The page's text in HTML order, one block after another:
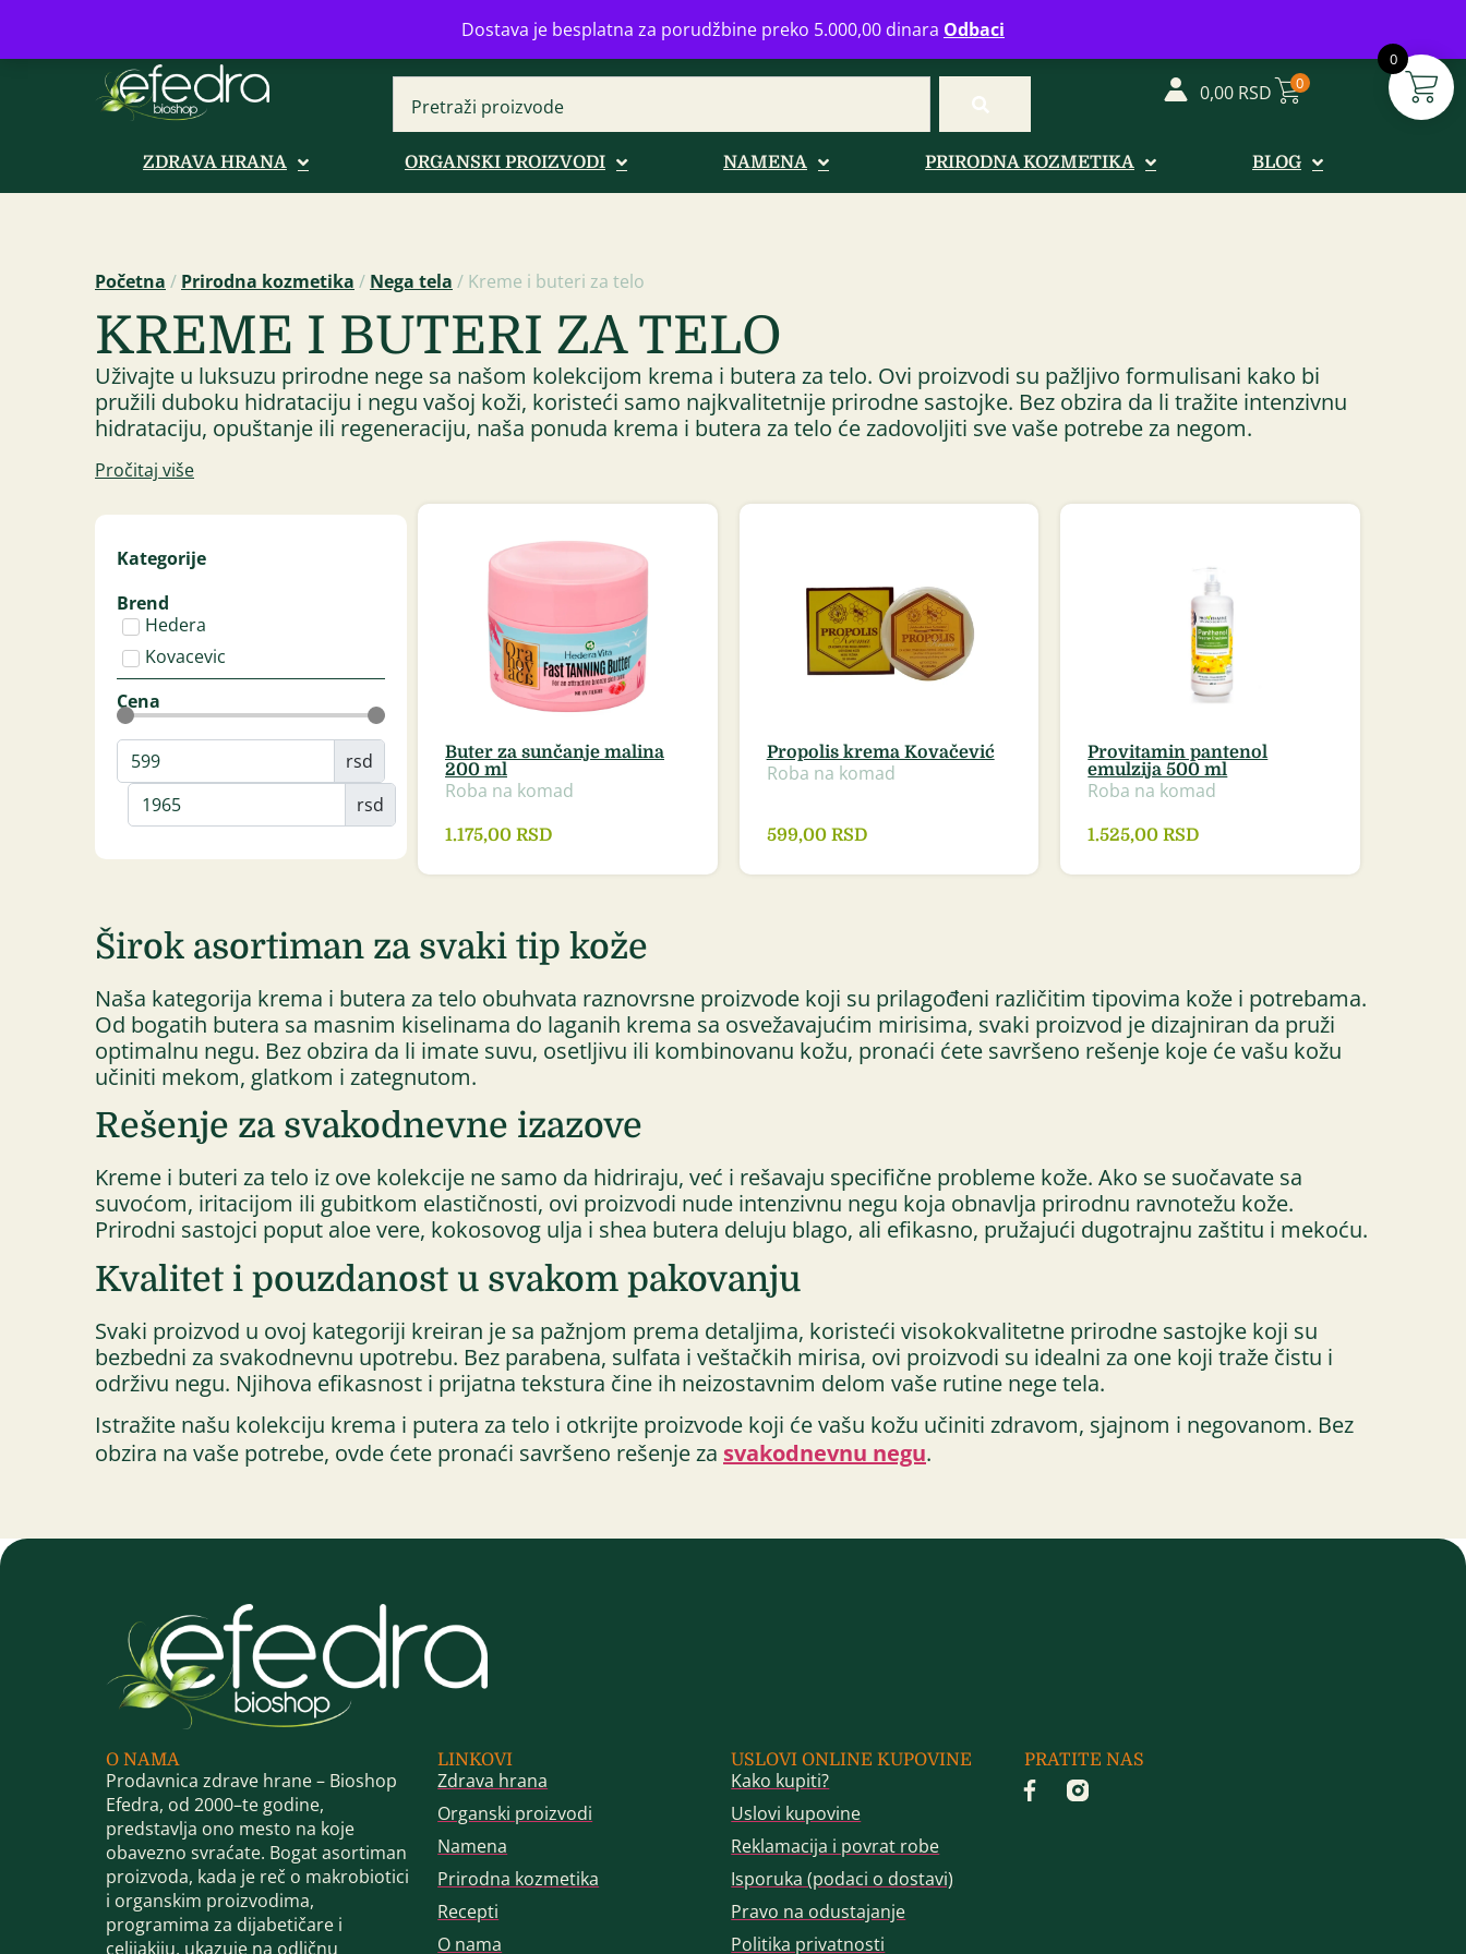
Dostava je besplatna za porudžbine preko 5.000,00 dinara Odbaci
0
Bulevar Mihajla Pupina 16b, Novi Beograd info@zdravahranaonline.rs+381 (0)11 770 39 61Radno vreme: Ponedeljak - Petak od 08-20h
0,00 RSD 0
ZDRAVA HRANA ORGANSKI PROIZVODI NAMENA PRIRODNA KOZMETIKA BLOG
Početna / Prirodna kozmetika / Nega tela / Kreme i buteri za telo
KREME I BUTERI ZA TELO
Uživajte u luksuzu prirodne nege sa našom kolekcijom krema i butera za telo. Ovi proizvodi su pažljivo formulisani kako bi
pružili duboku hidrataciju i negu vašoj koži, koristeći samo najkvalitetnije prirodne sastojke. Bez obzira da li tražite intenzivnu
hidrataciju, opuštanje ili regeneraciju, naša ponuda krema i butera za telo će zadovoljiti sve vaše potrebe za negom.
Pročitaj više
Kategorije
Brend
Hedera
Kovacevic
Cena
rsd
rsd
Buter za sunčanje malina
200 ml
Roba na komad
1.175,00 RSD
Propolis krema Kovačević
Roba na komad
599,00 RSD
Provitamin pantenol
emulzija 500 ml
Roba na komad
1.525,00RSD
Širok asortiman za svaki tip kože
Naša kategorija krema i butera za telo obuhvata raznovrsne proizvode koji su prilagođeni različitim tipovima kože i potrebama.
Od bogatih butera sa masnim kiselinama do laganih krema sa osvežavajućim mirisima, svaki proizvod je dizajniran da pruži
optimalnu negu. Bez obzira da li imate suvu, osetljivu ili kombinovanu kožu, pronaći ćete savršeno rešenje koje će vašu kožu
učiniti mekom, glatkom i zategnutom.
Rešenje za svakodnevne izazove
Kreme i buteri za telo iz ove kolekcije ne samo da hidriraju, već i rešavaju specifične probleme kože. Ako se suočavate sa
suvoćom, iritacijom ili gubitkom elastičnosti, ovi proizvodi nude intenzivnu negu koja obnavlja prirodnu ravnotežu kože.
Prirodni sastojci poput aloe vere, kokosovog ulja i shea butera deluju blago, ali efikasno, pružajući dugotrajnu zaštitu i mekoću.
Kvalitet i pouzdanost u svakom pakovanju
Svaki proizvod u ovoj kategoriji kreiran je sa pažnjom prema detaljima, koristeći visokokvalitetne prirodne sastojke koji su
bezbedni za svakodnevnu upotrebu. Bez parabena, sulfata i veštačkih mirisa, ovi proizvodi su idealni za one koji traže čistu i
održivu negu. Njihova efikasnost i prijatna tekstura čine ih neizostavnim delom vaše rutine nege tela.
Istražite našu kolekciju krema i putera za telo i otkrijte proizvode koji će vašu kožu učiniti zdravom, sjajnom i negovanom. Bez
obzira na vaše potrebe, ovde ćete pronaći savršeno rešenje za svakodnevnu negu.
O NAMA
Prodavnica zdrave hrane – Bioshop
Efedra, od 2000–te godine,
predstavlja ono mesto na koje
obavezno svraćate. Bogat asortiman
proizvoda, kada je reč o makrobiotici
i organskim proizvodima,
programima za dijabetičare i
celijakiju, ukazuje na odličnu
LINKOVI
Zdrava hrana
Organski proizvodi
Namena
Prirodna kozmetika
Recepti
O nama
USLOVI ONLINE KUPOVINE
Kako kupiti?
Uslovi kupovine
Reklamacija i povrat robe
Isporuka (podaci o dostavi)
Pravo na odustajanje
Politika privatnosti
PRATITE NAS